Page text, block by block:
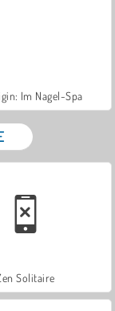
Im Nagel-Spa
Solitaire